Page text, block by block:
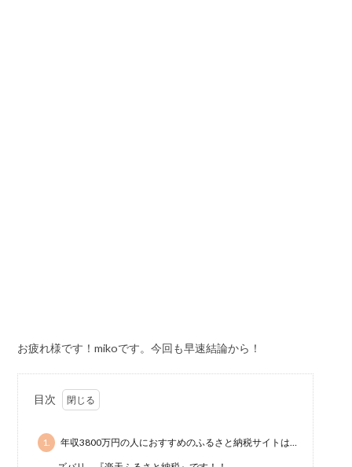
お疲れ様です！mikoです。今回も早速結論から！
目次
1. 年収3800万円の人におすすめのふるさと納税サイトは…